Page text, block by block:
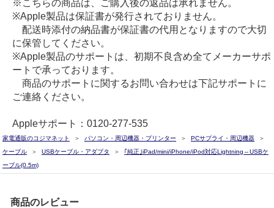
※こちらの商品は、ご購入後の返品は承れません。
※Apple製品は保証書が発行されておりません。
配送時添付の納品書が保証書の代用となりますので大切
に保管してください。
※Apple製品のサポートは、初期不良含め全てメーカーサポ
ートで承っております。
商品のサポートに関するお問い合わせは下記サポートに
ご連絡ください。
Appleサポート：0120-277-535
家電通販のコジマネット パソコン・周辺機器・プリンター
PCサプライ・周辺機器
ケーブル
USBケーブル・アダプタ
｢純正｣iPad/mini/iPhone/iPod対応Lightning⇔USBケ
ーブル(0.5m)
商品のレビュー